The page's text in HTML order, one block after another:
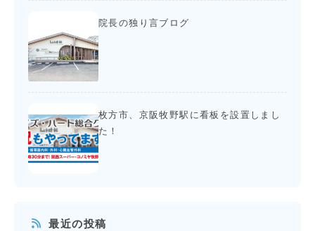
院長の独り言ブログ
枚方市、京阪牧野駅に看板を設置しまし
た！
最近の投稿